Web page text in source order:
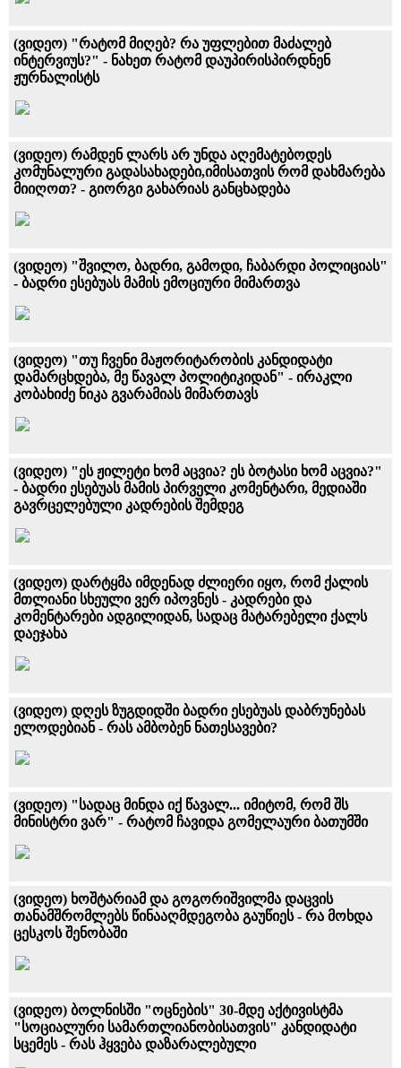
(ვიდეო) "რატომ მიღებ? რა უფლებით მაძალებ
ინტერვიუს?" - ნახეთ რატომ დაუპირისპირდნენ
ჟურნალისტს
(ვიდეო) რამდენ ლარს არ უნდა აღემატებოდეს
კომუნალური გადასახადები,იმისათვის რომ დახმარება
მიიღოთ? - გიორგი გახარიას განცხადება
(ვიდეო) "შვილო, ბადრი, გამოდი, ჩაბარდი პოლიციას"
- ბადრი ესებუას მამის ემოციური მიმართვა
(ვიდეო) "თუ ჩვენი მაჟორიტარობის კანდიდატი
დამარცხდება, მე წავალ პოლიტიკიდან" - ირაკლი
კობახიძე ნიკა გვარამიას მიმართავს
(ვიდეო) "ეს ჟილეტი ხომ აცვია? ეს ბოტასი ხომ აცვია?"
- ბადრი ესებუას მამის პირველი კომენტარი, მედიაში
გავრცელებული კადრების შემდეგ
(ვიდეო) დარტყმა იმდენად ძლიერი იყო, რომ ქალის
მთლიანი სხეული ვერ იპოვნეს - კადრები და
კომენტარები ადგილიდან, სადაც მატარებელი ქალს
დაეჯახა
(ვიდეო) დღეს ზუგდიდში ბადრი ესებუას დაბრუნებას
ელოდებიან - რას ამბობენ ნათესავები?
(ვიდეო) "სადაც მინდა იქ წავალ... იმიტომ, რომ შს
მინისტრი ვარ" - რატომ ჩავიდა გომელაური ბათუმში
(ვიდეო) ხოშტარიამ და გოგორიშვილმა დაცვის
თანამშრომლებს წინააღმდეგობა გაუწიეს - რა მოხდა
ცესკოს შენობაში
(ვიდეო) ბოლნისში "ოცნების" 30-მდე აქტივისტმა
"სოციალური სამართლიანობისათვის" კანდიდატი
სცემეს - რას ჰყვება დაზარალებული